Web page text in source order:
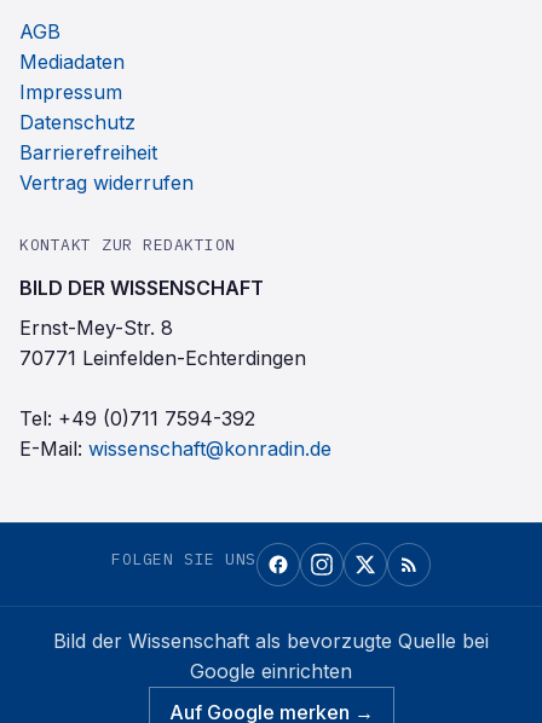
AGB
Mediadaten
Impressum
Datenschutz
Barrierefreiheit
Vertrag widerrufen
KONTAKT ZUR REDAKTION
BILD DER WISSENSCHAFT
Ernst-Mey-Str. 8
70771 Leinfelden-Echterdingen
Tel: +49 (0)711 7594-392
E-Mail: wissenschaft@konradin.de
FOLGEN SIE UNS
Bild der Wissenschaft als bevorzugte Quelle bei
Google einrichten
Auf Google merken →